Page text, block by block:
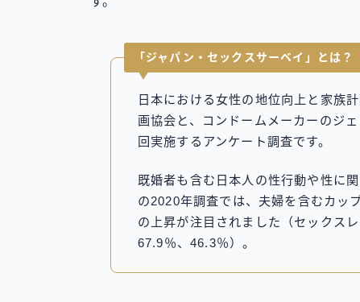
「ジャパン・セックスサーベイ」とは？
日本における女性の地位向上と家族
画協会と、コンドームメーカーのジ
回実施するアンケート調査です。
既婚者も含む日本人の性行動や性に
の2020年調査では、夫婦を含むカッ
の上昇が注目されました（セックス
67.9％、46.3％）。